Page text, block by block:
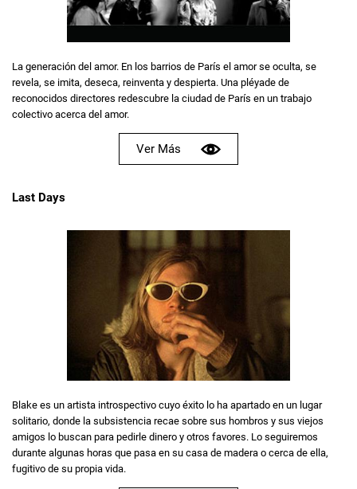
La generación del amor. En los barrios de París el amor se oculta, se
revela, se imita, deseca, reinventa y despierta. Una pléyade de
reconocidos directores redescubre la ciudad de París en un trabajo
colectivo acerca del amor.
Ver Más
Last Days
Blake es un artista introspectivo cuyo éxito lo ha apartado en un lugar
solitario, donde la subsistencia recae sobre sus hombros y sus viejos
amigos lo buscan para pedirle dinero y otros favores. Lo seguiremos
durante algunas horas que pasa en su casa de madera o cerca de ella,
fugitivo de su propia vida.